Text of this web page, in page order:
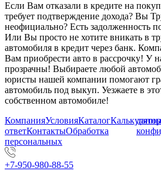
Если Вам отказали в кредите на
требует подтверждение дохода? Вы
неофициально? Есть задолженность
Или Вы просто не хотите вникать в
автомобиля в кредит через банк.
Вам приобрести авто в рассрочку! У
прозрачны! Выбираете любой
юристы нашей компании помогают
автомобиль под выкуп. Уезжаете в
собственном автомобиле!
КомпанияУсловияКаталогКалькулятор
ответКонтактыОбработка
персональных
+7-950-980-88-55